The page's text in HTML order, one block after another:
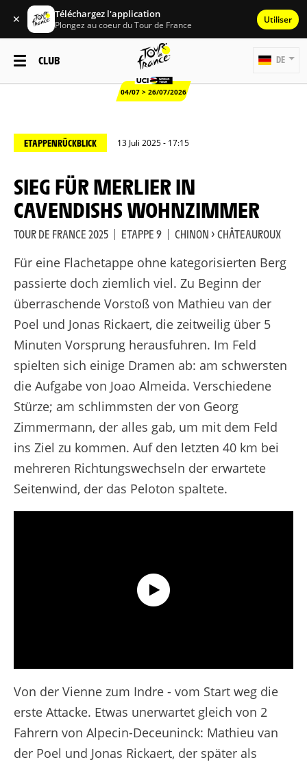
✕ Téléchargez l'application
Plongez au coeur du Tour de France Utiliser
CLUB
04/07 > 26/07/2026
DE
ETAPPENRÜCKBLICK 13 Juli 2025 - 17:15
SIEG FÜR MERLIER IN
CAVENDISHS WOHNZIMMER
TOUR DE FRANCE 2025 | ETAPPE 9 | CHINON > CHÂTEAUROUX
Für eine Flachetappe ohne kategorisierten Berg
passierte doch ziemlich viel. Zu Beginn der
überraschende Vorstoß von Mathieu van der
Poel und Jonas Rickaert, die zeitweilig über 5
Minuten Vorsprung herausfuhren. Im Feld
spielten sich einige Dramen ab: am schwersten
die Aufgabe von Joao Almeida. Verschiedene
Stürze; am schlimmsten der von Georg
Zimmermann, der alles gab, um mit dem Feld
ins Ziel zu kommen. Auf den letzten 40 km bei
mehreren Richtungswechseln der erwartete
Seitenwind, der das Peloton spaltete.
Von der Vienne zum Indre - vom Start weg die
erste Attacke. Etwas unerwartet gleich von 2
Fahrern von Alpecin-Deceuninck: Mathieu van
der Poel und Jonas Rickaert, der später als